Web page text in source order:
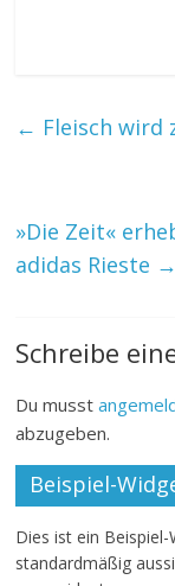
← Fleisch wird
»Die Zeit«
adidas Rieste →
Schreibe
Du musst
abzugeben.
Beispiel-
Dies ist ein
standardmäßig